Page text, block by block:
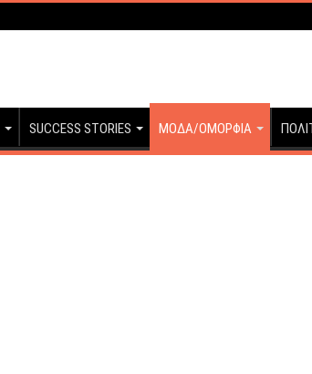
SUCCESS STORIES ΜΟΔΑ/ΟΜΟΡΦΙΑ